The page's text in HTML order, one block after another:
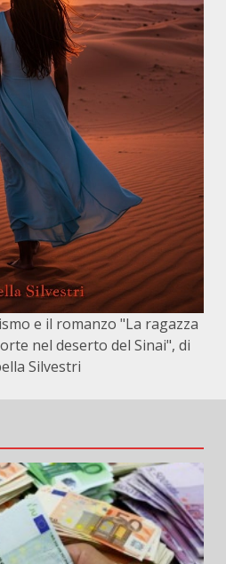
e il romanzo "La ragazza
nel deserto del Sinai", di
Silvestri